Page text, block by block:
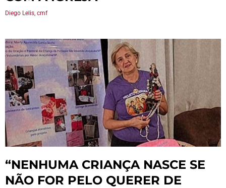
Diego Lelis, cmf
“NENHUMA CRIANÇA NASCE SE
NÃO FOR PELO QUERER DE